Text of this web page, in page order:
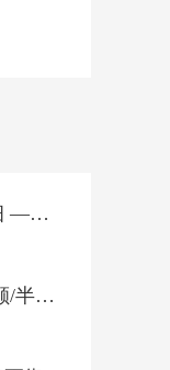
深圳种植牙费用明细 —— 植体+服务费全解析
深圳种植牙单颗/多颗/半口/全口报价 —— 一表看懂